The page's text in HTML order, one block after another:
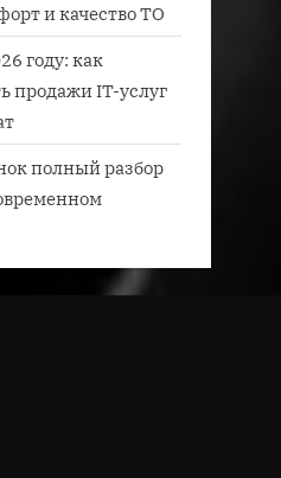
и качество ТО
году: как
продажи IT-услуг
полный разбор